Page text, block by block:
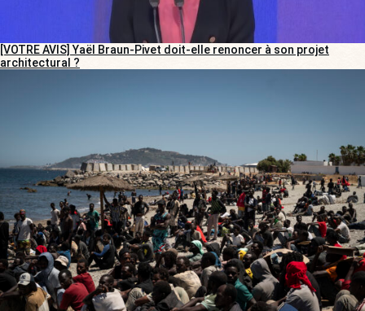
[VOTRE AVIS] Yaël Braun-Pivet doit-elle renoncer à son projet
architectural ?